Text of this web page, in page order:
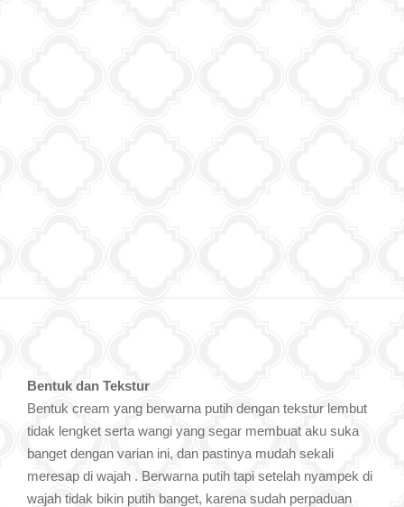
Bentuk dan Tekstur
Bentuk cream yang berwarna putih dengan tekstur lembut
tidak lengket serta wangi yang segar membuat aku suka
banget dengan varian ini, dan pastinya mudah sekali
meresap di wajah . Berwarna putih tapi setelah nyampek di
wajah tidak bikin putih banget, karena sudah perpaduan